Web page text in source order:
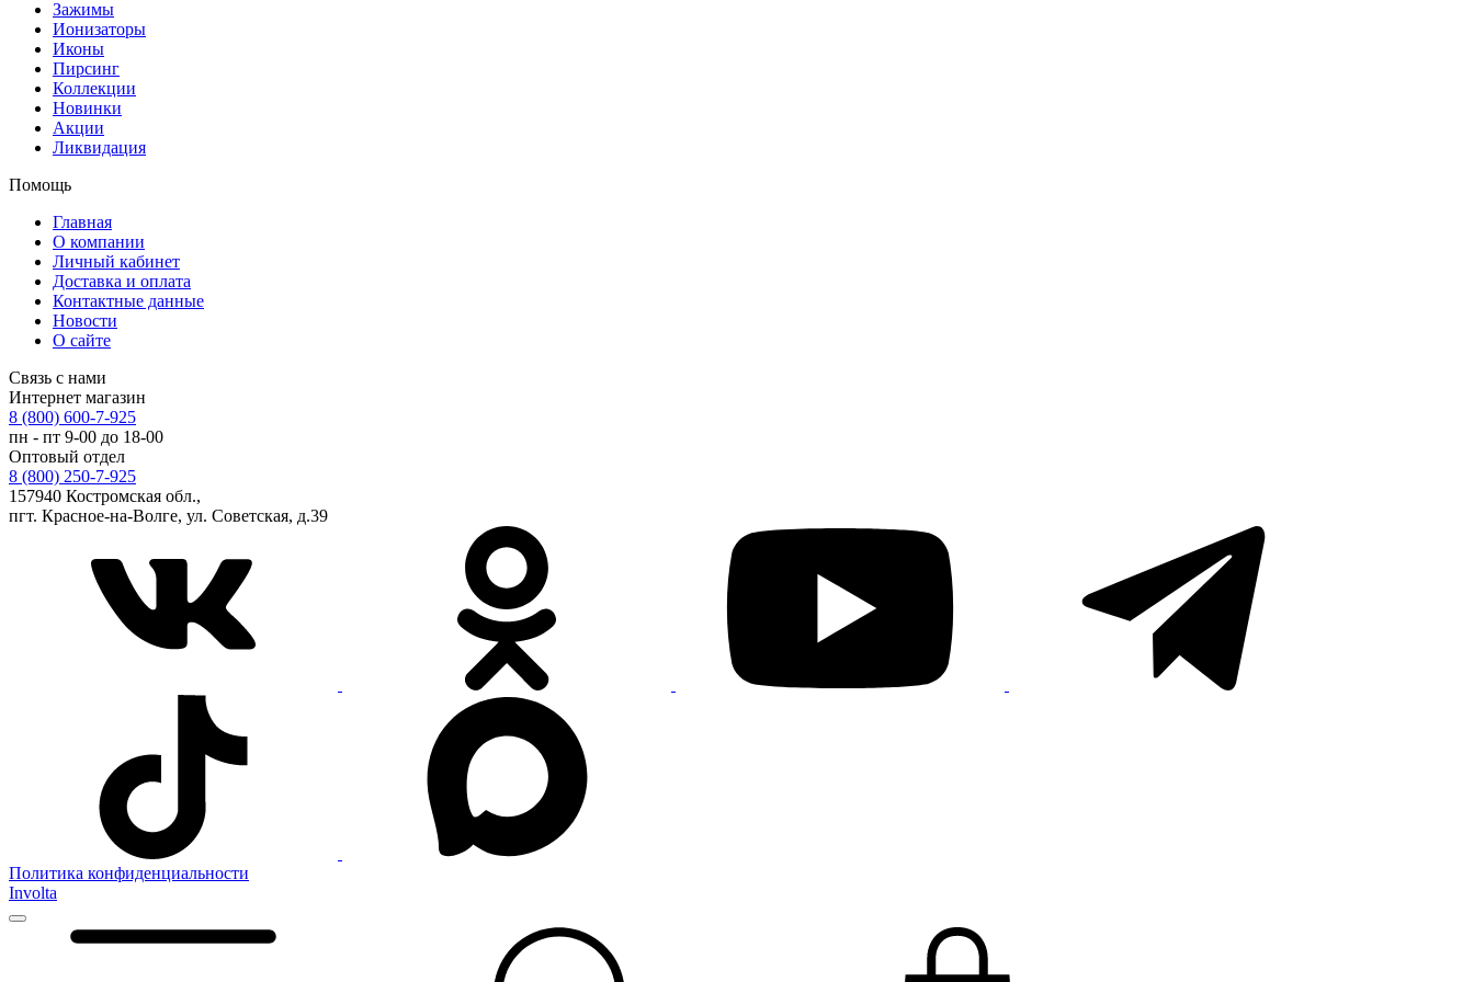
Зажимы
Ионизаторы
Иконы
Пирсинг
Коллекции
Новинки
Акции
Ликвидация
Помощь
Главная
О компании
Личный кабинет
Доставка и оплата
Контактные данные
Новости
О сайте
Связь с нами
Интернет магазин
8 (800) 600-7-925
пн - пт 9-00 до 18-00
Оптовый отдел
8 (800) 250-7-925
157940 Костромская обл.,
пгт. Красное-на-Волге, ул. Советская, д.39
Политика конфиденциальности
Involta